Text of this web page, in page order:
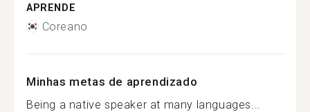
APRENDE
Coreano
Minhas metas de aprendizado
Being a native speaker at many languages...